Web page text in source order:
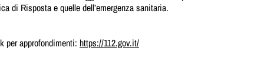
di Risposta e quelle dell’emergenza sanitaria.
per approfondimenti: https://112.gov.it/